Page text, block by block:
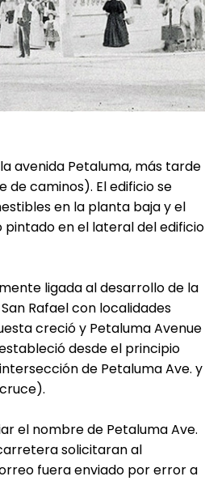
avenida Petaluma, más tarde
de caminos). El edificio se
en la planta baja y el
en el lateral del edificio
ligada al desarrollo de la
Rafael con localidades
creció y Petaluma Avenue
desde el principio
de Petaluma Ave. y
el nombre de Petaluma Ave.
solicitaran al
fuera enviado por error a